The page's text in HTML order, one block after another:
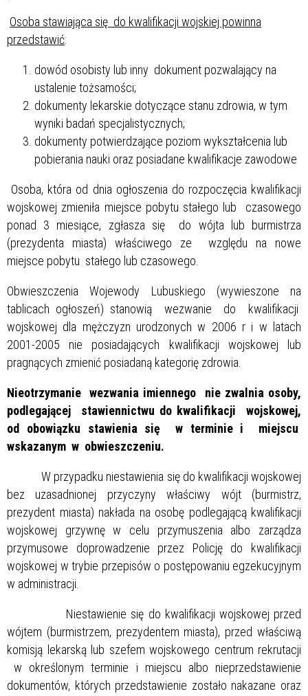
Osoba stawiająca się do kwalifikacji wojskiej powinna
przedstawić:
dowód osobisty lub inny dokument pozwalający na
ustalenie tożsamości;
dokumenty lekarskie dotyczące stanu zdrowia, w tym
wyniki badań specjalistycznych;
dokumenty potwierdzające poziom wykształcenia lub
pobierania nauki oraz posiadane kwalifikacje zawodowe
Osoba, która od dnia ogłoszenia do rozpoczęcia kwalifikacji
wojskowej zmieniła miejsce pobytu stałego lub czasowego
ponad 3 miesiące, zgłasza się do wójta lub burmistrza
(prezydenta miasta) właściwego ze względu na nowe
miejsce pobytu stałego lub czasowego.
Obwieszczenia Wojewody Lubuskiego (wywieszone na
tablicach ogłoszeń) stanowią wezwanie do kwalifikacji
wojskowej dla mężczyzn urodzonych w 2006 r i w latach
2001-2005 nie posiadających kwalifikacji wojskowej lub
pragnących zmienić posiadaną kategorię zdrowia.
Nieotrzymanie wezwania imiennego nie zwalnia osoby,
podlegającej stawiennictwu do kwalifikacji wojskowej,
od obowiązku stawienia się w terminie i miejscu
wskazanym w obwieszczeniu.
W przypadku niestawienia się do kwalifikacji wojskowej
bez uzasadnionej przyczyny właściwy wójt (burmistrz,
prezydent miasta) nakłada na osobę podlegającą kwalifikacji
wojskowej grzywnę w celu przymuszenia albo zarządza
przymusowe doprowadzenie przez Policję do kwalifikacji
wojskowej w trybie przepisów o postępowaniu egzekucyjnym
w administracji.
Niestawienie się do kwalifikacji wojskowej przed
wójtem (burmistrzem, prezydentem miasta), przed właściwą
komisją lekarską lub szefem wojskowego centrum rekrutacji
w określonym terminie i miejscu albo nieprzedstawienie
dokumentów, których przedstawienie zostało nakazane oraz